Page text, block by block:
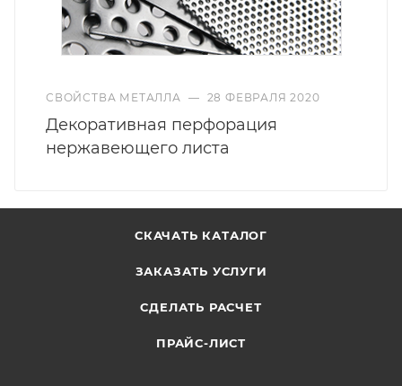
СВОЙСТВА МЕТАЛЛА — 28 ФЕВРАЛЯ 2020
Декоративная перфорация
нержавеющего листа
СКАЧАТЬ КАТАЛОГ
ЗАКАЗАТЬ УСЛУГИ
СДЕЛАТЬ РАСЧЕТ
ПРАЙС-ЛИСТ